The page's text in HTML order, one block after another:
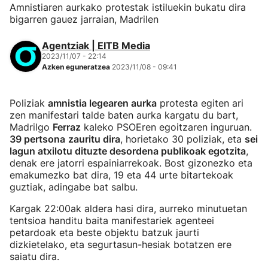
Amnistiaren aurkako protestak istiluekin bukatu dira
bigarren gauez jarraian, Madrilen
Agentziak | EITB Media
2023/11/07 - 22:14
Azken eguneratzea 2023/11/08 - 09:41
Poliziak amnistia legearen aurka protesta egiten ari
zen manifestari talde baten aurka kargatu du bart,
Madrilgo Ferraz kaleko PSOEren egoitzaren inguruan.
39 pertsona zauritu dira, horietako 30 poliziak, eta sei
lagun atxilotu dituzte desordena publikoak egotzita,
denak ere jatorri espainiarrekoak. Bost gizonezko eta
emakumezko bat dira, 19 eta 44 urte bitartekoak
guztiak, adingabe bat salbu.
Kargak 22:00ak aldera hasi dira, aurreko minutuetan
tentsioa handitu baita manifestariek agenteei
petardoak eta beste objektu batzuk jaurti
dizkietelako, eta segurtasun-hesiak botatzen ere
saiatu dira.